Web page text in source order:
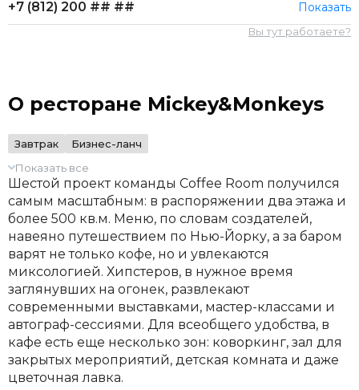
+7 (812) 200 ## ## Показать
Вы тут работаете?
О ресторане Mickey&Monkeys
Завтрак
Бизнес-ланч
Показать все
Шестой проект команды Coffee Room получился
самым масштабным: в распоряжении два этажа и
более 500 кв.м. Меню, по словам создателей,
навеяно путешествием по Нью-Йорку, а за баром
варят не только кофе, но и увлекаются
миксологией. Хипстеров, в нужное время
заглянувших на огонек, развлекают
современными выставками, мастер-классами и
автограф-сессиями. Для всеобщего удобства, в
кафе есть еще несколько зон: коворкинг, зал для
закрытых мероприятий, детская комната и даже
цветочная лавка.